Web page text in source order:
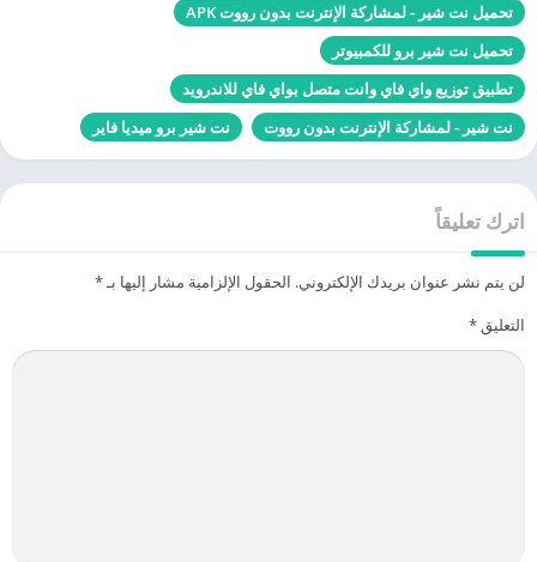
تحميل نت شير - لمشاركة الإنترنت بدون رووت APK
تحميل نت شير برو للكمبيوتر
تطبيق توزيع واي فاي وانت متصل بواي فاي للاندرويد
نت شير - لمشاركة الإنترنت بدون رووت
نت شير برو ميديا فاير
اترك تعليقاً
لن يتم نشر عنوان بريدك الإلكتروني. الحقول الإلزامية مشار إليها بـ*
التعليق*